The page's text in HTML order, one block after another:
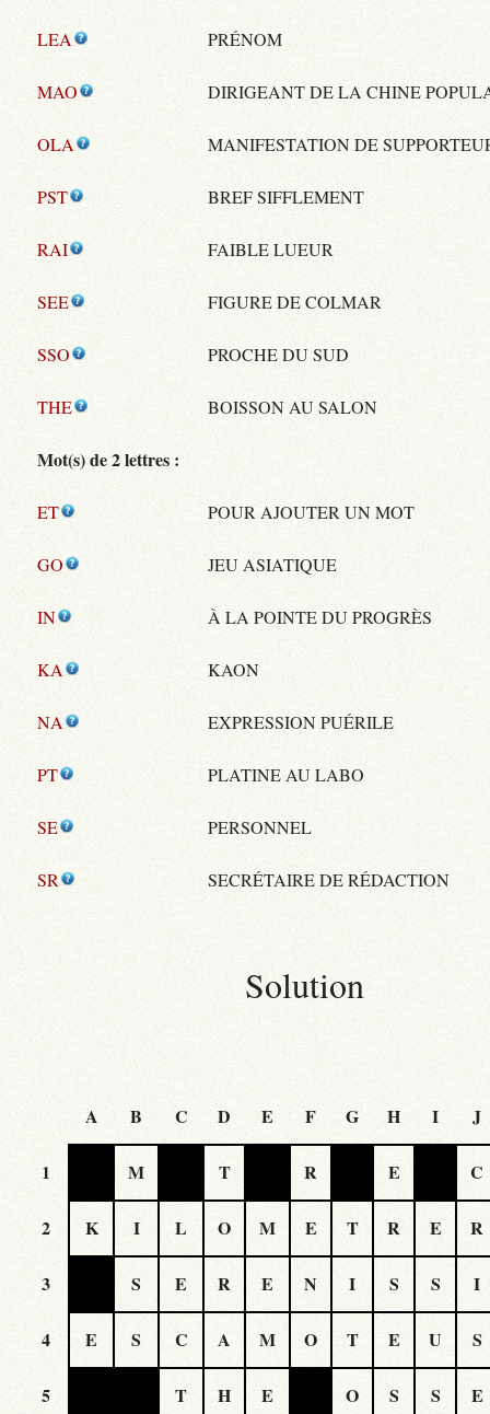
LEA PRÉNOM
MAO DIRIGEANT DE LA CHINE
OLA MANIFESTATION DE
PST BREF SIFFLEMENT
RAI FAIBLE LUEUR
SEE FIGURE DE COLMAR
SSO PROCHE DU SUD
THE BOISSON AU SALON
Mot(s) de 2 lettres :
ET POUR AJOUTER UN MOT
GO JEU ASIATIQUE
IN À LA POINTE DU PROGRÈS
KA KAON
NA EXPRESSION PUÉRILE
PT PLATINE AU LABO
SE PERSONNEL
SR SECRÉTAIRE DE RÉDACTION
Solution
A B C D E F G H I J
1 M T R E C
2 K I L O M E T R E R
3 S E R E N I S S I
4 E S C A M O T E U S
5 T H E O S S E